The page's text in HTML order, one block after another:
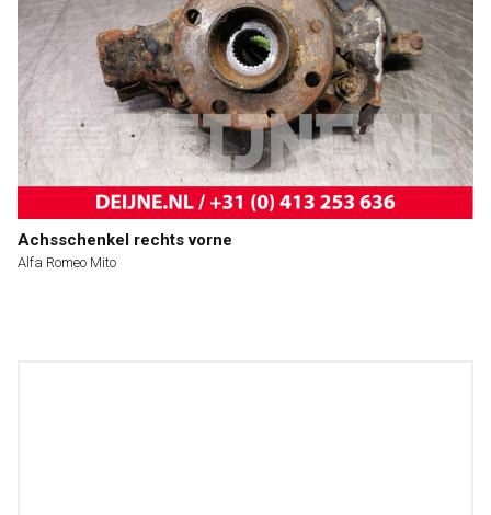
Achsschenkel rechts vorne
Alfa Romeo Mito